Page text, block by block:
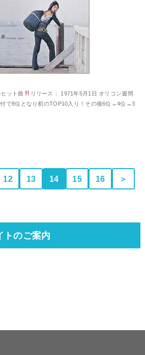
ット曲
リリース： 1971年5月1日 オリコン週間
で8位となり初のTOP10入り！その後6位→4位→3
12 13 14 15 16 ＞
トのご案内